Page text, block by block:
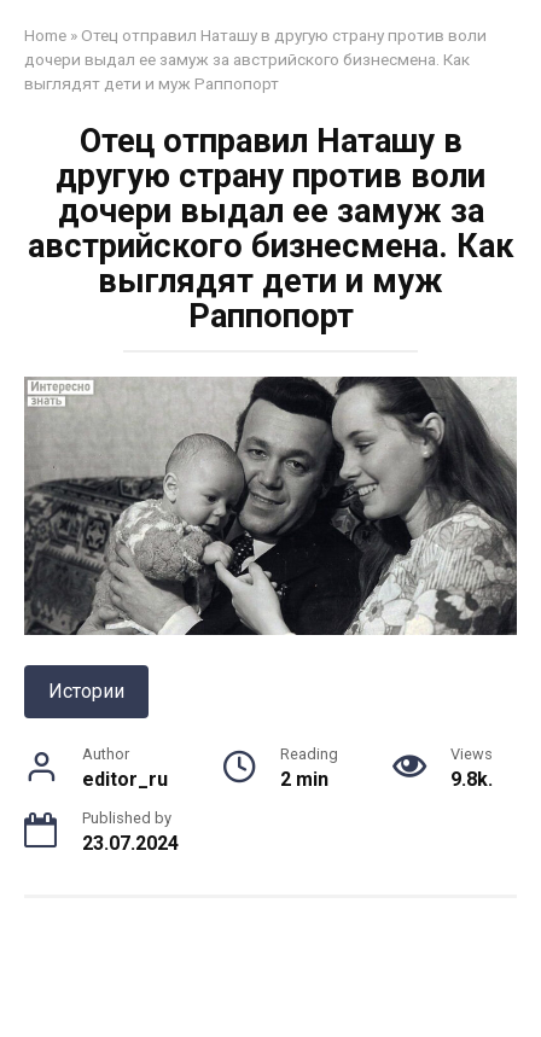
Home » Отец отправил Наташу в другую страну против воли
дочери выдал ее замуж за австрийского бизнесмена. Как
выглядят дети и муж Раппопорт
Отец отправил Наташу в
другую страну против воли
дочери выдал ее замуж за
австрийского бизнесмена. Как
выглядят дети и муж
Раппопорт
Истории
Author
editor_ru
Reading
2 min
Views
9.8k.
Published by
23.07.2024